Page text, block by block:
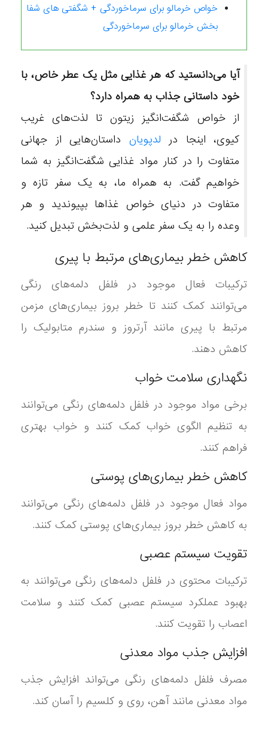
خواص خرمالو برای سرماخوردگی + شگفتی های شفا
بخش خرمالو برای سرماخوردگی
آیا می‌دانستید که هر غذایی مثل یک عطر خاص، با
خود داستانی جذاب به همراه دارد؟
از خواص شگفت‌انگیز زیتون تا لذت‌های غریب
کیوی، اینجا در لدپویان داستان‌هایی از جهانی
متفاوت را در کنار مواد غذایی شگفت‌انگیز به شما
خواهیم گفت. به همراه ما، به یک سفر تازه و
متفاوت در دنیای خواص غذاها بپیوندید و هر
وعده را به یک سفر علمی و لذت‌بخش تبدیل کنید.
کاهش خطر بیماری‌های مرتبط با پیری
ترکیبات فعال موجود در فلفل دلمه‌های رنگی
می‌توانند کمک کنند تا خطر بروز بیماری‌های مزمن
مرتبط با پیری مانند آرتروز و سندرم متابولیک را
کاهش دهند.
نگهداری سلامت خواب
برخی مواد موجود در فلفل دلمه‌های رنگی می‌توانند
به تنظیم الگوی خواب کمک کنند و خواب بهتری
فراهم کنند.
کاهش خطر بیماری‌های پوستی
مواد فعال موجود در فلفل دلمه‌های رنگی می‌توانند
به کاهش خطر بروز بیماری‌های پوستی کمک کنند.
تقویت سیستم عصبی
ترکیبات محتوی در فلفل دلمه‌های رنگی می‌توانند به
بهبود عملکرد سیستم عصبی کمک کنند و سلامت
اعصاب را تقویت کنند.
افزایش جذب مواد معدنی
مصرف فلفل دلمه‌های رنگی می‌تواند افزایش جذب
مواد معدنی مانند آهن، روی و کلسیم را آسان کند.